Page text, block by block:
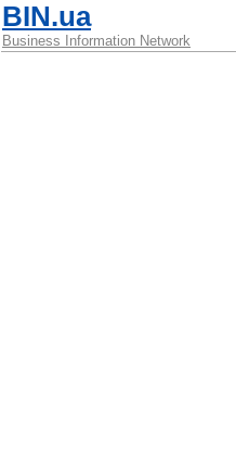
BIN.ua
Business Information Network